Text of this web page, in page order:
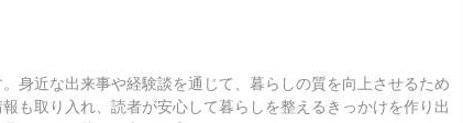
身近な出来事や経験談を通じて、暮らしの質を向上させるため
も取り入れ、読者が安心して暮らしを整えるきっかけを作り出